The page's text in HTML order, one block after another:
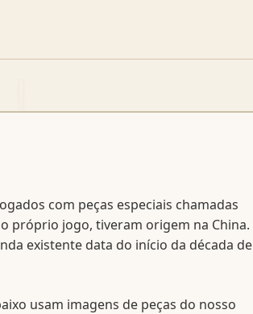
com peças especiais chamadas
próprio jogo, tiveram origem na China.
existente data do início da década de
usam imagens de peças do nosso